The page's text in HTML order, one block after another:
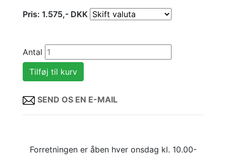
Pris: 1.575,- DKK
Antal
SEND OS EN E-MAIL
Forretningen er åben hver onsdag kl. 10.00-